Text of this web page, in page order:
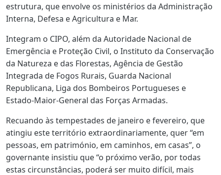
estrutura, que envolve os ministérios da Administração
Interna, Defesa e Agricultura e Mar.
Integram o CIPO, além da Autoridade Nacional de
Emergência e Proteção Civil, o Instituto da Conservação
da Natureza e das Florestas, Agência de Gestão
Integrada de Fogos Rurais, Guarda Nacional
Republicana, Liga dos Bombeiros Portugueses e
Estado-Maior-General das Forças Armadas.
Recuando às tempestades de janeiro e fevereiro, que
atingiu este território extraordinariamente, quer “em
pessoas, em património, em caminhos, em casas”, o
governante insistiu que “o próximo verão, por todas
estas circunstâncias, poderá ser muito difícil, mais